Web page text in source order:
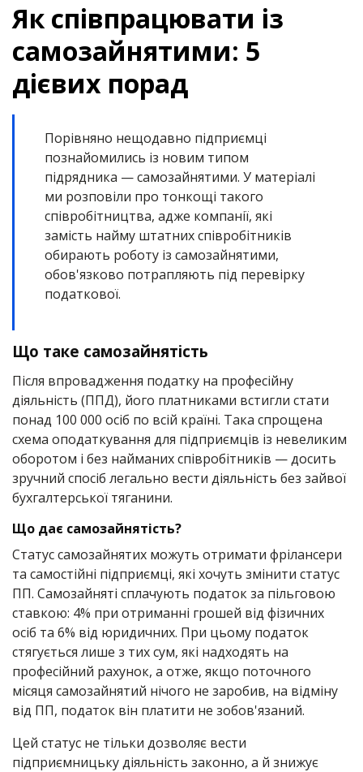
Як співпрацювати із
самозайнятими: 5
дієвих порад
Порівняно нещодавно підприємці
познайомились із новим типом
підрядника — самозайнятими. У матеріалі
ми розповіли про тонкощі такого
співробітництва, адже компанії, які
замість найму штатних співробітників
обирають роботу із самозайнятими,
обов'язково потрапляють під перевірку
податкової.
Що таке самозайнятість
Після впровадження податку на професійну
діяльність (ППД), його платниками встигли стати
понад 100 000 осіб по всій країні. Така спрощена
схема оподаткування для підприємців із невеликим
оборотом і без найманих співробітників — досить
зручний спосіб легально вести діяльність без зайвої
бухгалтерської тяганини.
Що дає самозайнятість?
Статус самозайнятих можуть отримати фрілансери
та самостійні підприємці, які хочуть змінити статус
ПП. Самозайняті сплачують податок за пільговою
ставкою: 4% при отриманні грошей від фізичних
осіб та 6% від юридичних. При цьому податок
стягується лише з тих сум, які надходять на
професійний рахунок, а отже, якщо поточного
місяця самозайнятий нічого не заробив, на відміну
від ПП, податок він платити не зобов'язаний.
Цей статус не тільки дозволяє вести
підприємницьку діяльність законно, а й знижує